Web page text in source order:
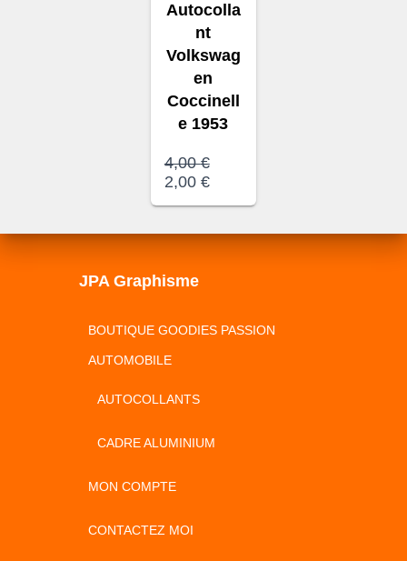
Autocolla
nt
Volkswag
en
Coccinell
e 1953
4,00€Le
prix
4,00 €.
2,00 €Le
est :
JPA Graphisme
BOUTIQUE GOODIES PASSION
AUTOMOBILE
AUTOCOLLANTS
CADRE ALUMINIUM
MON COMPTE
CONTACTEZ MOI